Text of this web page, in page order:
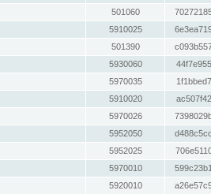
501060
5910025
501390
5930060
5970035
5910020
5970026
5952050
5952025
5970010
5920010